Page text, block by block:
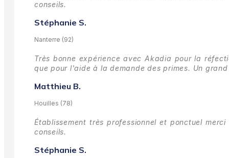
conseils.
Stéphanie S.
Nanterre (92)
Très bonne expérience avec Akadia pour la
que pour l'aide à la demande des primes. Un
Matthieu B.
Houilles (78)
Établissement très professionnel et ponctuel
conseils.
Stéphanie S.